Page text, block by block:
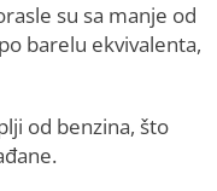
su sa manje od
barelu ekvivalenta,
od benzina, što